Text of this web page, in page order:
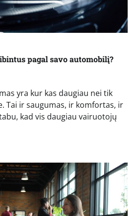
pagal savo automobilį?
yra kur kas daugiau nei tik
Tai ir saugumas, ir komfortas, ir
kad vis daugiau vairuotojų